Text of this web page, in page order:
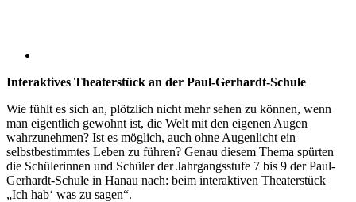
Interaktives Theaterstück an der Paul-Gerhardt-Schule
Wie fühlt es sich an, plötzlich nicht mehr sehen zu können, wenn
man eigentlich gewohnt ist, die Welt mit den eigenen Augen
wahrzunehmen? Ist es möglich, auch ohne Augenlicht ein
selbstbestimmtes Leben zu führen? Genau diesem Thema spürten
die Schülerinnen und Schüler der Jahrgangsstufe 7 bis 9 der Paul-
Gerhardt-Schule in Hanau nach: beim interaktiven Theaterstück
„Ich hab‘ was zu sagen“.